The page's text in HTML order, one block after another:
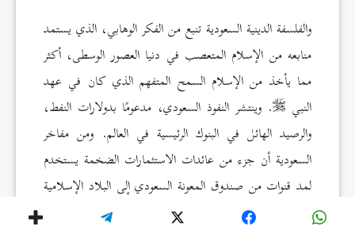
والفلسفة الدينية السعودية تنبع من الفكر الوهابي، الذي يستمد
منابعه من الإسلام المتعصب في دنيا العصور الوسطى، أكثر
مما يأخذ من الإسلام السمح المتفهم الذي كان في عهد
النبي
. وينتشر النفوذ السعودي، مدعومًا بدولارات النفط،
والرصيد الهائل في البنوك الرئيسية في العالم. ومن مفاخر
السعودية أن جزء من عائدات الاستثمارات الضخمة يستخدم
لمد قنوات من صندوق المعونة السعودي إلى البلاد الإسلامية
الفقيرة. وفي أغلب الأحايين لا يمنح هذا العون لتقوية